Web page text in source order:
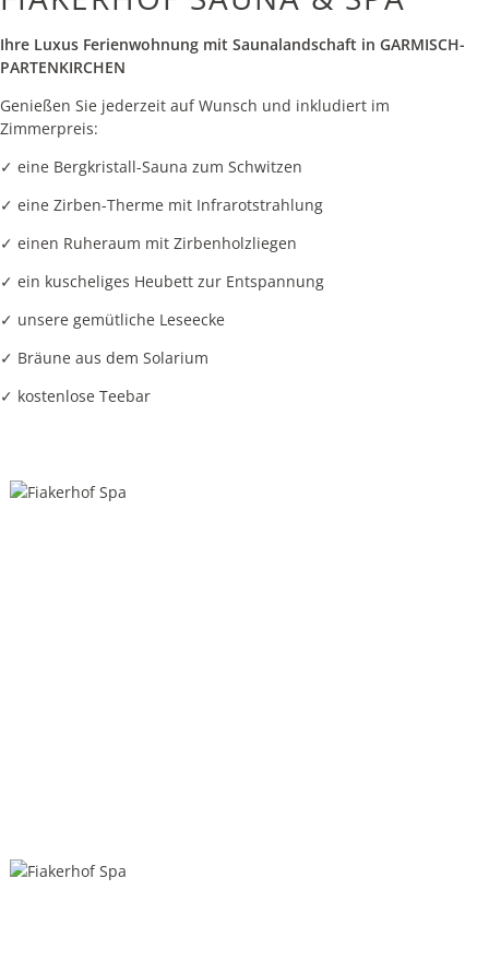
Ihre Luxus Ferienwohnung mit Saunalandschaft in GARMISCH-
PARTENKIRCHEN
Genießen Sie jederzeit auf Wunsch und inkludiert im
Zimmerpreis:
✓ eine Bergkristall-Sauna zum Schwitzen
✓ eine Zirben-Therme mit Infrarotstrahlung
✓ einen Ruheraum mit Zirbenholzliegen
✓ ein kuscheliges Heubett zur Entspannung
✓ unsere gemütliche Leseecke
✓ Bräune aus dem Solarium
✓ kostenlose Teebar